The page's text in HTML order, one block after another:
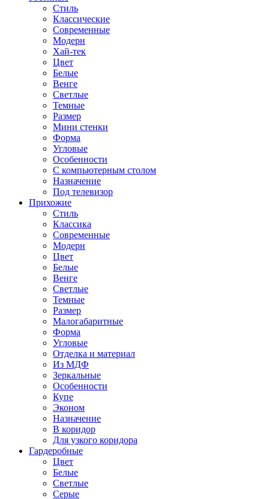
Стиль
Классические
Современные
Модерн
Хай-тек
Цвет
Белые
Венге
Светлые
Темные
Размер
Мини стенки
Форма
Угловые
Особенности
С компьютерным столом
Назначение
Под телевизор
Прихожие
Стиль
Классика
Современные
Модерн
Цвет
Белые
Венге
Светлые
Темные
Размер
Малогабаритные
Форма
Угловые
Отделка и материал
Из МДФ
Зеркальные
Особенности
Купе
Эконом
Назначение
В коридор
Для узкого коридора
Гардеробные
Цвет
Белые
Светлые
Серые